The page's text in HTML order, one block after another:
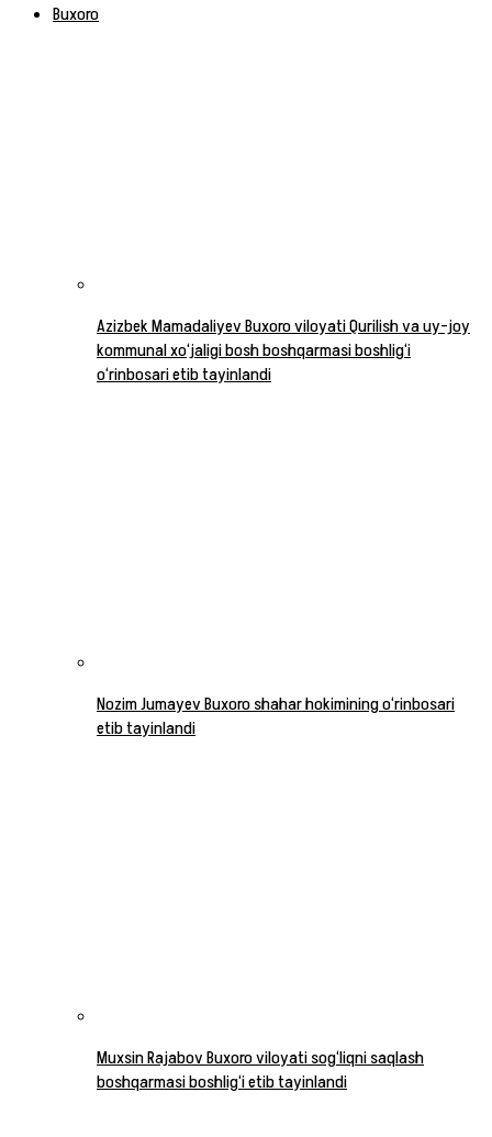
Buxoro
Azizbek Mamadaliyev Buxoro viloyati Qurilish va uy-joy
kommunal xo‘jaligi bosh boshqarmasi boshlig‘i
o‘rinbosari etib tayinlandi
Nozim Jumayev Buxoro shahar hokimining o‘rinbosari
etib tayinlandi
Muxsin Rajabov Buxoro viloyati sog‘liqni saqlash
boshqarmasi boshlig‘i etib tayinlandi